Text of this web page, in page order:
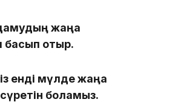
дамудың жаңа
басып отыр.
енді мүлде жаңа
боламыз.